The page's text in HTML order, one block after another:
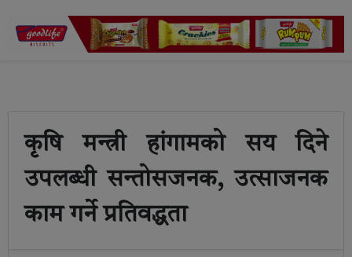
कृषि मन्त्री हांगामको सय दिने
उपलब्धी सन्तोसजनक, उत्साजनक
काम गर्ने प्रतिवद्धता